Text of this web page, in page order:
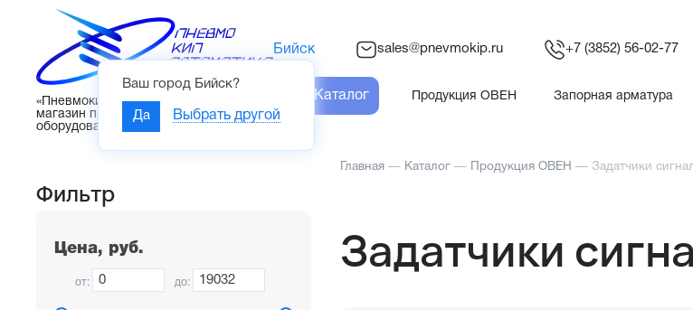
«Пневмокипавтоматика» – интернет-
магазин промышленного
оборудования
Бийск
Ваш город Бийск?
Да Выбрать другой
sales@pnevmokip.ru +7 (3852) 56-02-77
Каталог Продукция ОВЕН Запорная арматура
Фильтр
Цена, руб.
от: до:
Главная — Каталог — Продукция ОВЕН — Задатчики
Задатчики